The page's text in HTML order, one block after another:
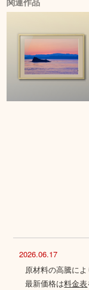
2026.06.17
原材料の高騰に
最新価格は料金表